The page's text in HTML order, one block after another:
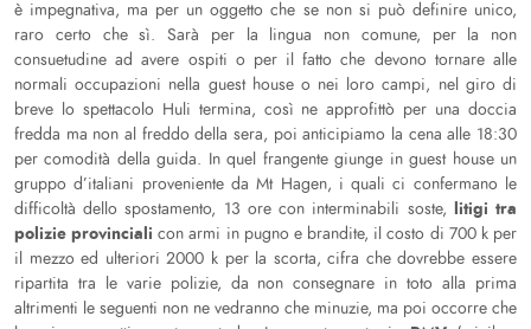
è impegnativa, ma per un oggetto che se non si può definire unico,
raro certo che sì. Sarà per la lingua non comune, per la non
consuetudine ad avere ospiti o per il fatto che devono tornare alle
normali occupazioni nella guest house o nei loro campi, nel giro di
breve lo spettacolo Huli termina, così ne approfittò per una doccia
fredda ma non al freddo della sera, poi anticipiamo la cena alle 18:30
per comodità della guida. In quel frangente giunge in guest house un
gruppo d’italiani proveniente da Mt Hagen, i quali ci confermano le
difficoltà dello spostamento, 13 ore con interminabili soste, litigi tra
polizie provincialicon armi in pugno e brandite, il costo di 700 k per
il mezzo ed ulteriori 2000 k per la scorta, cifra che dovrebbe essere
ripartita tra le varie polizie, da non consegnare in toto alla prima
altrimenti le seguenti non ne vedranno che minuzie, ma poi occorre che